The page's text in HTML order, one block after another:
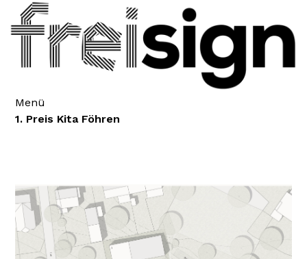
1. Preis Kita Föhren
Menü